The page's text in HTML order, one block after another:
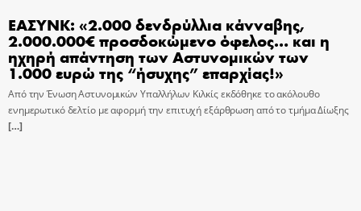
ΕΑΣΥΝΚ: «2.000 δενδρύλλια κάνναβης,
2.000.000€ προσδοκώμενο όφελος… και η
ηχηρή απάντηση των Αστυνομικών των
1.000 ευρώ της “ήσυχης” επαρχίας!»
Από την Ένωση Αστυνομικών Υπαλλήλων Κιλκίς εκδόθηκε το ακόλουθο
ενημερωτικό δελτίο με αφορμή την επιτυχή εξάρθρωση από το τμήμα Δίωξης
[…]